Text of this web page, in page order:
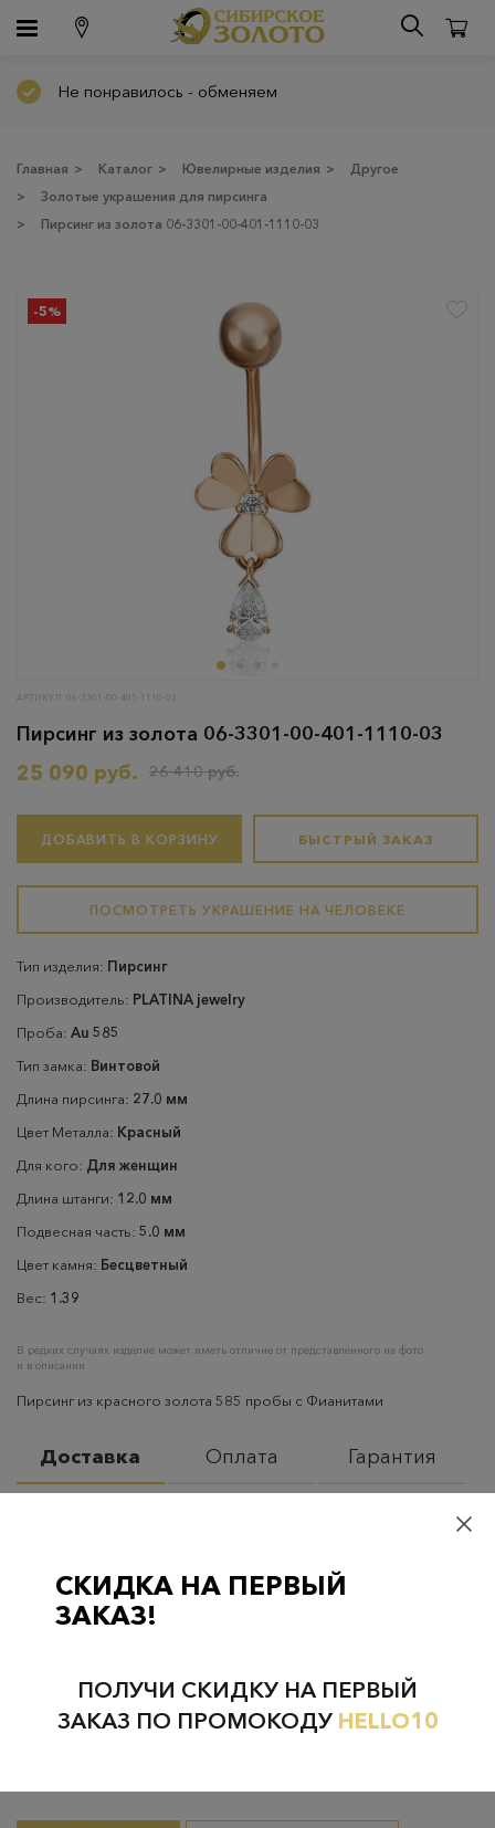
Не понравилось - обменяем
Главная > Каталог > Ювелирные изделия >
Другое
>
Золотые украшения для пирсинга
>
Пирсинг из золота 06-3301-00-401-1110-03
-5%
АРТИКУЛ: 06-3301-00-401-1110-03
Пирсинг из золота 06-3301-00-401-1110-03
25 090 руб.
26 410 руб.
ДОБАВИТЬ В КОРЗИНУ БЫСТРЫЙ ЗАКАЗ
ПОСМОТРЕТЬ УКРАШЕНИЕ НА ЧЕЛОВЕКЕ
Тип изделия: Пирсинг
Производитель: PLATINA jewelry
Проба: Au 585
Тип замка: Винтовой
Длина пирсинга: 27.0 мм
Цвет Металла: Красный
Для кого: Для женщин
Длина штанги: 12.0 мм
Подвесная часть: 5.0 мм
Цвет камня: Бесцветный
Вес: 1.39
В редких случаях изделие может иметь отличие от представленного на фото
и в описании
Пирсинг из красного золота 585 пробы с Фианитами
Доставка Оплата Гарантия
Курьерская доставка на дом или в офис
товар оплачен, в остальных случаях 300 руб.
СКИДКА НА ПЕРВЫЙ
ЗАКАЗ!
ПОЛУЧИ СКИДКУ НА ПЕРВЫЙ
ЗАКАЗ ПО ПРОМОКОДУ HELLO10